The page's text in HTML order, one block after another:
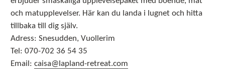
och matupplevelser. Här kan du landa i lugnet och hitta
tillbaka till dig själv.
Adress: Snesudden, Vuollerim
Tel: 070-702 36 54 35
Email: caisa@lapland-retreat.com